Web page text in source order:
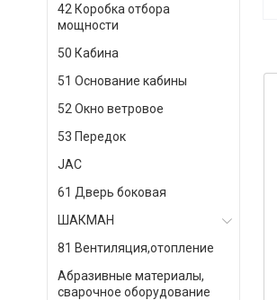
42 Коробка отбора
мощности
50 Кабина
51 Основание кабины
52 Окно ветровое
53 Передок
JAC
61 Дверь боковая
ШАКМАН
81 Вентиляция,отопление
Абразивные материалы,
сварочное оборудование